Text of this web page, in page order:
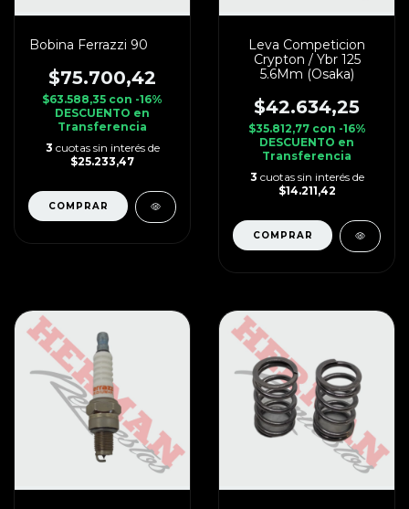
Bobina Ferrazzi 90
$75.700,42
$63.588,35 con -16%
DESCUENTO en
Transferencia
3 cuotas sin interés de
$25.233,47
Leva Competicion
Crypton / Ybr 125
5.6Mm (Osaka)
$42.634,25
$35.812,77 con -16%
DESCUENTO en
Transferencia
3 cuotas sin interés de
$14.211,42